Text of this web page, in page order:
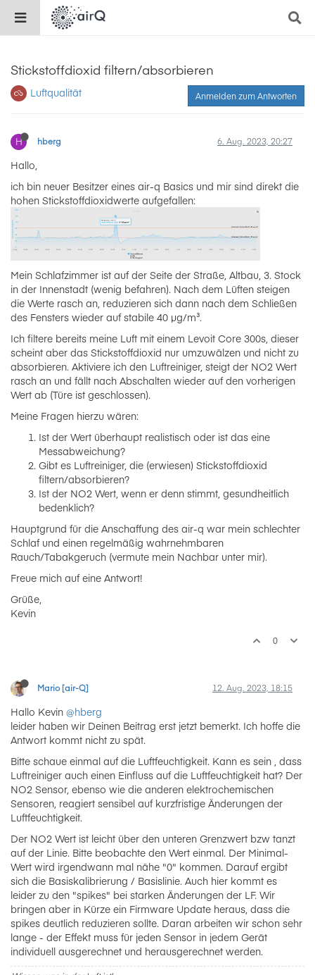
Stickstoffdioxid filtern/absorbieren
Luftqualität Anmelden zum Antworten
H hberg 6. Aug. 2023, 20:27
Hallo,
ich bin neuer Besitzer eines air-q Basics und mir sind direkt die
hohen Stickstoffdioxidwerte aufgefallen:
Mein Schlafzimmer ist auf der Seite der Straße, Altbau, 3. Stock
in der Innenstadt (wenig befahren). Nach dem Lüften steigen
die Werte rasch an, reduzieren sich dann nach dem Schließen
des Fensters wieder auf stabile 40 µg/m³.
Ich filtere bereits meine Luft mit einem Levoit Core 300s, dieser
scheint aber das Stickstoffdioxid nur umzuwälzen und nicht zu
absorbieren. Aktiviere ich den Luftreiniger, steigt der NO2 Wert
rasch an und fällt nach Abschalten wieder auf den vorherigen
Wert ab (Türe ist geschlossen).
Meine Fragen hierzu wären:
Ist der Wert überhaupt realistisch oder ist das eine
Messabweichung?
Gibt es Luftreiniger, die (erwiesen) Stickstoffdioxid
filtern/absorbieren?
Ist der NO2 Wert, wenn er denn stimmt, gesundheitlich
bedenklich?
Hauptgrund für die Anschaffung des air-q war mein schlechter
Schlaf und einen regelmäßig wahrnehmbaren
Rauch/Tabakgeruch (vermute mein Nachbar unter mir).
Freue mich auf eine Antwort!
Grüße,
Kevin
0
Mario [air-Q] 12. Aug. 2023, 18:15
Hallo Kevin @hberg
leider haben wir Deinen Beitrag erst jetzt bemerkt. Ich hoffe die
Antwort kommt nicht zu spät.
Bitte schaue einmal auf die Luftfeuchtigkeit. Kann es sein , dass
Luftreiniger auch einen Einfluss auf die Luftfeuchtigkeit hat? Der
NO2 Sensor, ebenso wie die anderen elektrochemischen
Sensoren, reagiert sensibel auf kurzfristige Änderungen der
Luftfeuchtigkeit.
Der NO2 Wert ist leicht über den unteren Grenzwert bzw tanzt
auf der Linie. Bitte beobachte den Wert einmal. Der Minimal-
Wert wird irgendwann mal nähe "0" kommen. Darauf ergibt
sich die Basiskalibrierung / Basislinie. Auch hier kommt es
leider zu den "spikes" bei starken Änderungen der LF. Wir
bringen aber in Kürze ein Firmware Update heraus, dass die
spikes deutlich reduzieren sollte. Daran arbeiten wir schon sehr
lange - der Effekt muss für jeden Sensor in jedem Gerät
individuell ausgerechnet und herausgerechnet werden.